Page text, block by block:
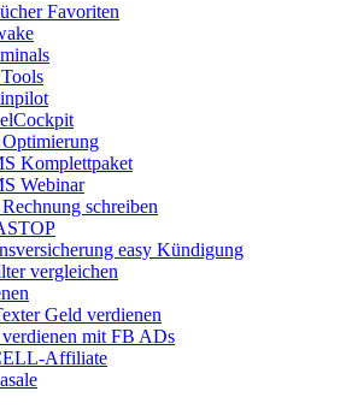
Favoriten
Komplettpaket
Webinar
schreiben
easy Kündigung
vergleichen
Geld verdienen
mit FB ADs
Affiliate